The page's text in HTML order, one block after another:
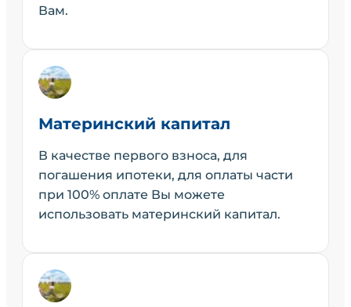
Вам.
Материнский капитал
В качестве первого взноса, для
погашения ипотеки, для оплаты части
при 100% оплате Вы можете
использовать материнский капитал.